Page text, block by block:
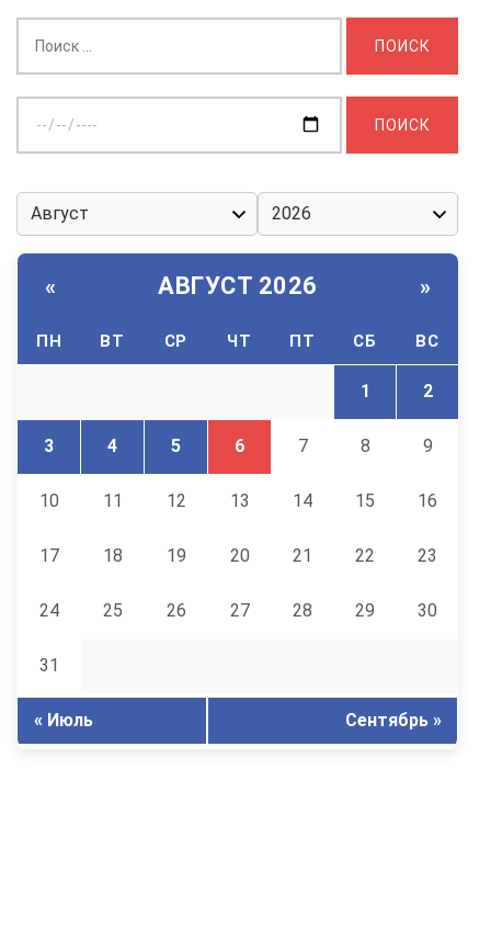
дату:
« АВГУСТ 2026 »
ПН ВТ СР ЧТ ПТ СБ ВС
1 2
3 4 5 6 7 8 9
10 11 12 13 14 15 16
17 18 19 20 21 22 23
24 25 26 27 28 29 30
31
« Июль Сентябрь »